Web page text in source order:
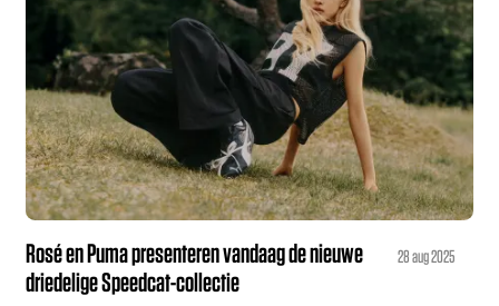
Rosé en Puma presenteren vandaag de nieuwe
driedelige Speedcat-collectie
28 aug 2025